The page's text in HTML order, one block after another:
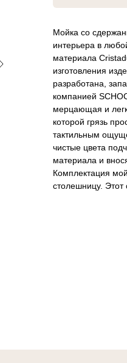
Мойка со
интерьера в
материала
изготовления
разработана,
компанией
мерцающая и
которой грязь
тактильным
чистые цвета
материала и
Комплектация
столешницу. Этот